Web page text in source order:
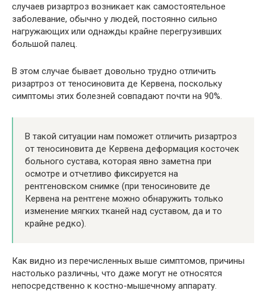
случаев ризартроз возникает как самостоятельное
заболевание, обычно у людей, постоянно сильно
нагружающих или однажды крайне перегрузивших
большой палец.
В этом случае бывает довольно трудно отличить
ризартроз от теносиновита де Кервена, поскольку
симптомы этих болезней совпадают почти на 90%.
В такой ситуации нам поможет отличить ризартроз
от теносиновита де Кервена деформация косточек
больного сустава, которая явно заметна при
осмотре и отчетливо фиксируется на
рентгеновском снимке (при теносиновите де
Кервена на рентгене можно обнаружить только
изменение мягких тканей над суставом, да и то
крайне редко).
Как видно из перечисленных выше симптомов, причины
настолько различны, что даже могут не относятся
непосредственно к костно-мышечному аппарату.